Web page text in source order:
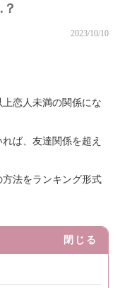
2023/10/10
恋人未満の関係にな
ば、友達関係を超え
法をランキング形式
閉じる